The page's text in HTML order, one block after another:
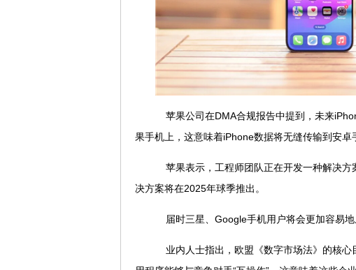
苹果公司在DMA合规报告中提到，未来
果手机上，这意味着iPhone数据将无缝传输到安卓
苹果表示，工程师团队正在开发一种解决方
决方案将在2025年球季推出。
届时三星、Google手机用户将会更加容易地
业内人士指出，欧盟《数字市场法》的核心